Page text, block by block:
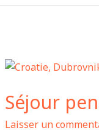
Séjour
Laisser un
Séjour
une
semaine
dans